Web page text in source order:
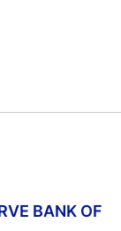
BANK OF